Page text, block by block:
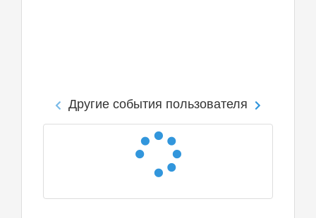
Другие события пользователя